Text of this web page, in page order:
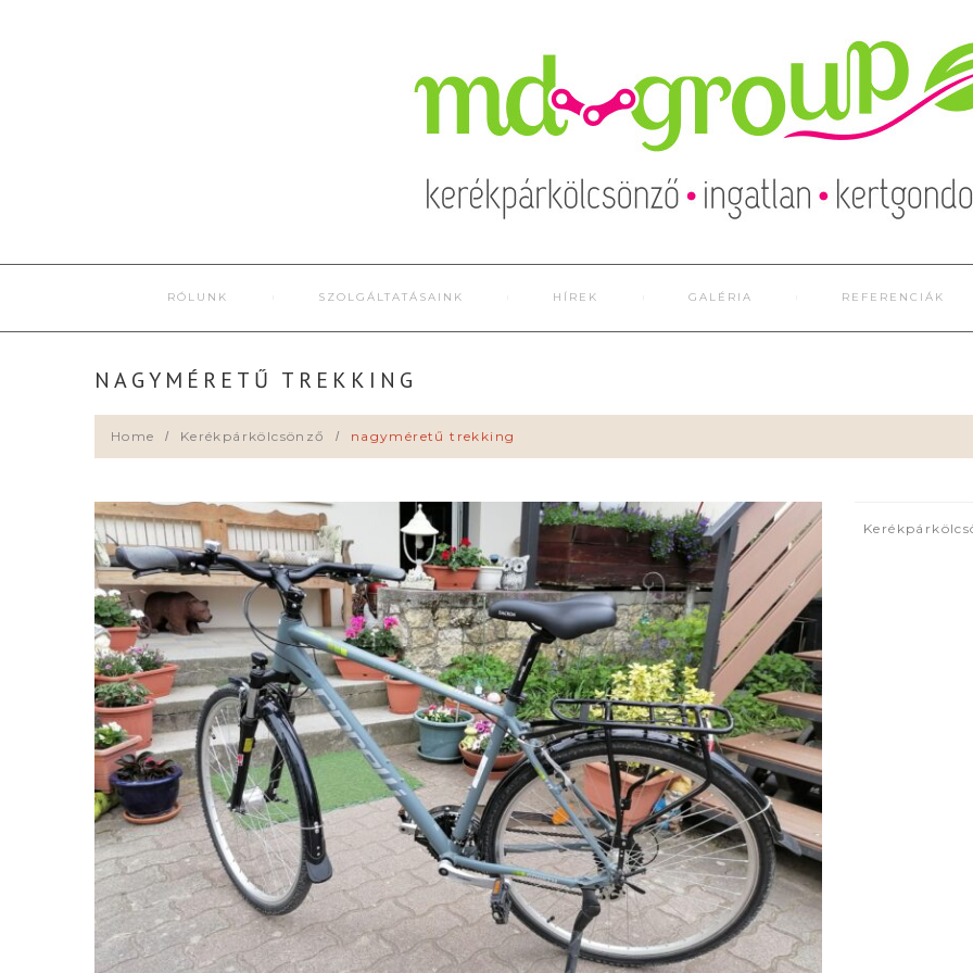
RÓLUNK SZOLGÁLTATÁSAINK HÍREK GALÉRIA REFERENCIÁK
NAGYMÉRETŰ TREKKING
Home Kerékpárkölcsönző nagyméretű trekking